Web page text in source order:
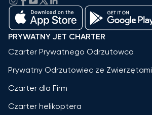
PRYWATNY JET CHARTER
Czarter Prywatnego Odrzutowca
Prywatny Odrzutowiec ze Zwierzętami
Czarter dla Firm
Czarter helikoptera